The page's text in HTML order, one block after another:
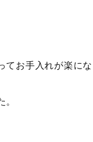
てお手入れが楽に